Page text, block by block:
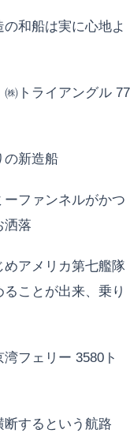
和船は実に心地よ
トライアングル 77
の新造船
ファンネルがかつ
洒落
アメリカ第七艦隊
ことが出来、乗り
フェリー 3580ト
するという航路